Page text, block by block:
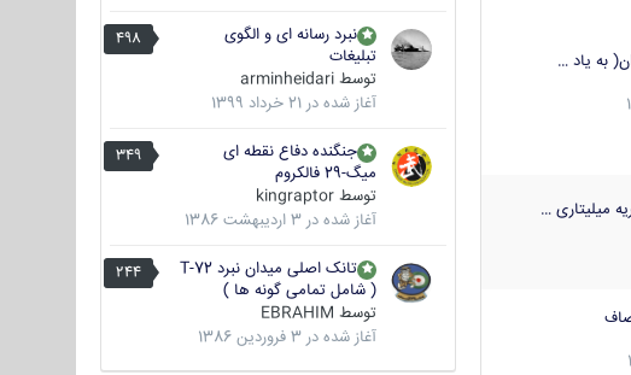
به یاد …
میلیتاری …
498
نبرد رسانه ای و الگوی
تبلیغات
توسط arminheidari
آغاز شده در 21 خرداد 1399
349
جنگنده دفاع نقطه ای
میگ-29 فالکروم
توسط kingraptor
آغاز شده در 3 اردیبهشت 1386
244
تانک اصلی میدان نبرد T-72
( شامل تمامی گونه ها )
توسط EBRAHIM
آغاز شده در 3 فروردین 1386